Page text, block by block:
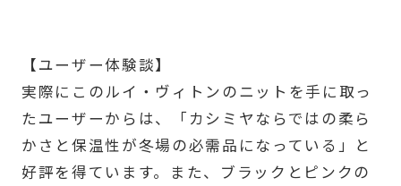
【ユーザー体験談】
実際にこのルイ・ヴィトンのニットを手に取っ
たユーザーからは、「カシミヤならではの柔ら
かさと保温性が冬場の必需品になっている」と
好評を得ています。また、ブラックとピンクの